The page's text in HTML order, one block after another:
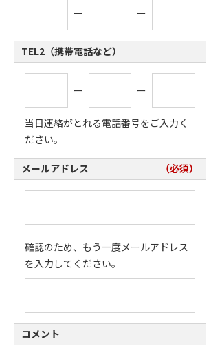
ー ー
TEL2（携帯電話など）
ー ー
当日連絡がとれる電話番号をご入力く
ださい。
メールアドレス （必須）
確認のため、もう一度メールアドレス
を入力してください。
コメント